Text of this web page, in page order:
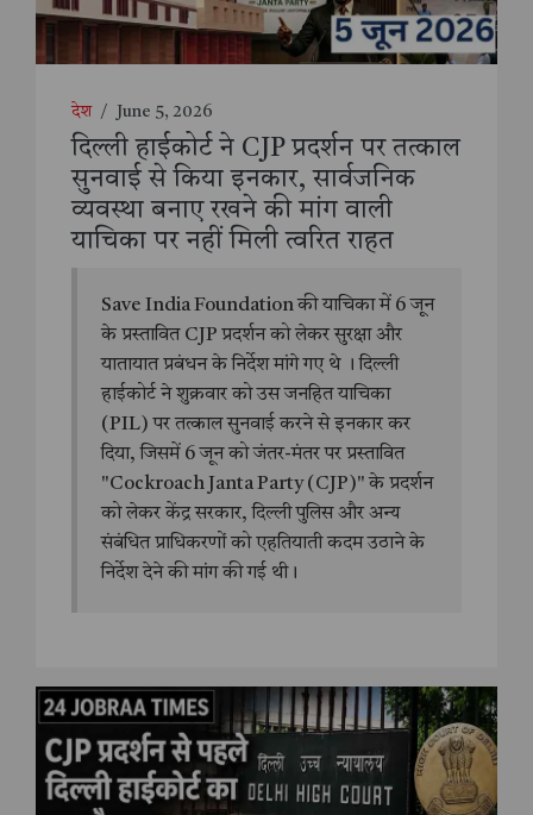
देश / June 5, 2026
दिल्ली हाईकोर्ट ने CJP प्रदर्शन पर तत्काल
सुनवाई से किया इनकार, सार्वजनिक
व्यवस्था बनाए रखने की मांग वाली
याचिका पर नहीं मिली त्वरित राहत
Save India Foundation की याचिका में 6 जून
के प्रस्तावित CJP प्रदर्शन को लेकर सुरक्षा और
यातायात प्रबंधन के निर्देश मांगे गए थे । दिल्ली
हाईकोर्ट ने शुक्रवार को उस जनहित याचिका
(PIL) पर तत्काल सुनवाई करने से इनकार कर
दिया, जिसमें 6 जून को जंतर-मंतर पर प्रस्तावित
"Cockroach Janta Party (CJP)" के प्रदर्शन
को लेकर केंद्र सरकार, दिल्ली पुलिस और अन्य
संबंधित प्राधिकरणों को एहतियाती कदम उठाने के
निर्देश देने की मांग की गई थी।